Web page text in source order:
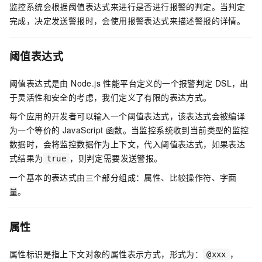
监控系统会根据阈值表达式来进行是否进行报警的判定。当判定
完成，决定发送警报时，会使用报警表达式来描述警报的详情。
阈值表达式
阈值表达式是由 Node.js 性能平台定义的一个报警判定 DSL，出
于灵活性和安全的考虑，我们定义了有限的表达方式。
每个应用的开发者可以输入一个阈值表达式，该表达式会被编译
为一个等价的 JavaScript 函数。当监控系统收到当前类型的监控
数据时，会将监控数据作为上下文，代入阈值表达式，如果表达
式结果为 true ，则判定需要发送警报。
一个基本的表达式由三个部分组成：属性、比较操作符、字面
量。
属性
属性标识是指上下文对象的属性表示方式，形式为： @xxx ，